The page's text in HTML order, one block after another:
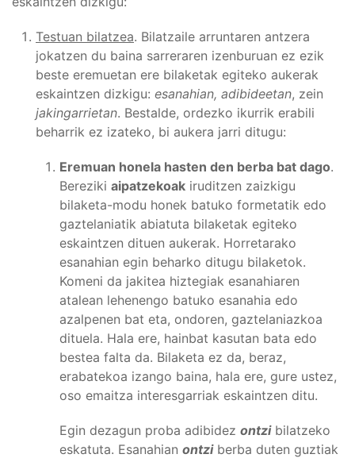
Testuan bilatzea. Bilatzaile arruntaren antzera
jokatzen du baina sarreraren izenburuan ez ezik
beste eremuetan ere bilaketak egiteko aukerak
eskaintzen dizkigu: esanahian, adibideetan, zein
jakingarrietan. Bestalde, ordezko ikurrik erabili
beharrik ez izateko, bi aukera jarri ditugu:
Eremuan honela hasten den berba bat dago.
Bereziki aipatzekoak iruditzen zaizkigu
bilaketa-modu honek batuko formetatik edo
gaztelaniatik abiatuta bilaketak egiteko
eskaintzen dituen aukerak. Horretarako
esanahian egin beharko ditugu bilaketok.
Komeni da jakitea hiztegiak esanahiaren
atalean lehenengo batuko esanahia edo
azalpenen bat eta, ondoren, gaztelaniazkoa
dituela. Hala ere, hainbat kasutan bata edo
bestea falta da. Bilaketa ez da, beraz,
erabatekoa izango baina, hala ere, gure ustez,
oso emaitza interesgarriak eskaintzen ditu.
Egin dezagun proba adibidez ontzibilatzeko
eskatuta. Esanahian ontziberba duten guztiak